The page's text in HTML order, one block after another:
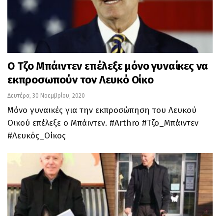
Ο Τζο Μπάιντεν επέλεξε μόνο γυναίκες να
εκπροσωπούν τον Λευκό Οίκο
Δευτέρα, 30 Νοεμβρίου, 2020
Μόνο γυναικές για την εκπροσώπηση του Λευκού
Οικού επέλεξε ο Μπάιντεν. #Arthro #Τζο_Μπάιντεν
#Λευκός_Οίκος